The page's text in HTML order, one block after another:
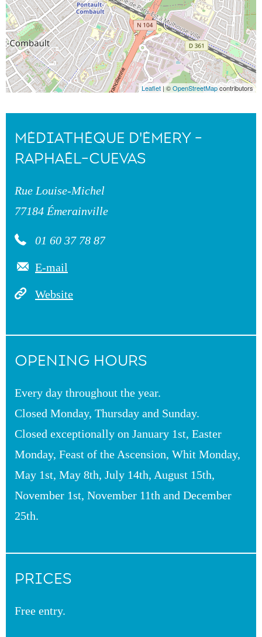
Leaflet | ©OpenStreetMapcontributors
MÉDIATHÈQUE D'ÉMERY -
RAPHAËL-CUEVAS
Rue Louise-Michel
77184 Émerainville
01 60 37 78 87
E-mail
Website
OPENING HOURS
Every day throughout the year.
Closed Monday, Thursday and Sunday.
Closed exceptionally on January 1st, Easter
Monday, Feast of the Ascension, Whit Monday,
May 1st, May 8th, July 14th, August 15th,
November 1st, November 11th and December
25th.
PRICES
Free entry.